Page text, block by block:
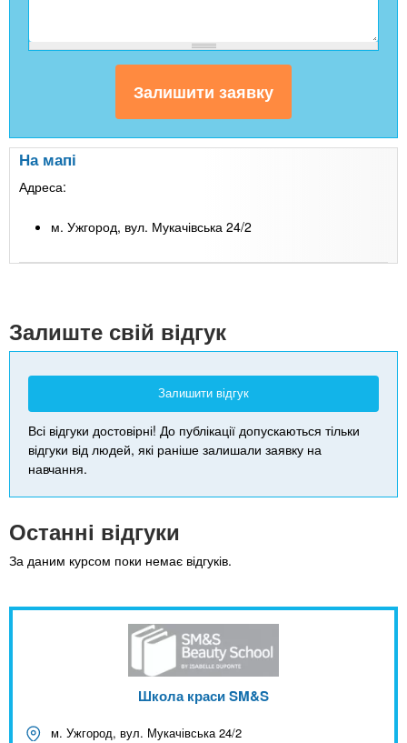
На мапі
Адреса:
м. Ужгород, вул. Мукачівська 24/2
Залиште свій відгук
Залишити відгук
Всі відгуки достовірні! До публікації допускаються тільки
відгуки від людей, які раніше залишали заявку на
навчання.
Останні відгуки
За даним курсом поки немає відгуків.
Школа краси SM&S
м. Ужгород, вул. Мукачівська 24/2